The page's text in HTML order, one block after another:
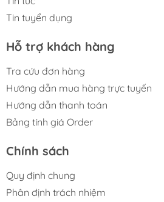
Tin tuyển dụng
Hỗ trợ khách hàng
Tra cứu đơn hàng
Hướng dẫn mua hàng trực tuyến
Hướng dẫn thanh toán
Bảng tính giá Order
Chính sách
Quy định chung
Phân định trách nhiệm